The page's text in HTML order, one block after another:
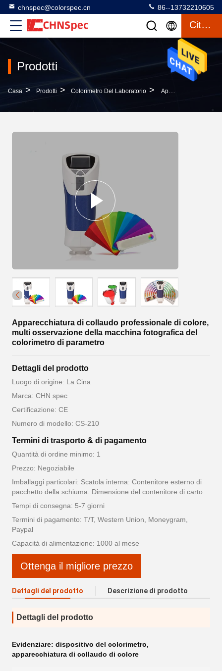
chnspec@colorspec.cn 86--13732210605
Citazione
Prodotti
Casa > Prodotti > Colorimetro Del Laboratorio > Apparecchiatura Di Collaudo Professionale Di Colore, Multi Osservazione Della Macchina Fotografica Del Colorimetro Di Parametro
Apparecchiatura di collaudo professionale di colore,
multi osservazione della macchina fotografica del
colorimetro di parametro
Dettagli del prodotto
Luogo di origine: La Cina
Marca: CHN spec
Certificazione: CE
Numero di modello: CS-210
Termini di trasporto & di pagamento
Quantità di ordine minimo: 1
Prezzo: Negoziabile
Imballaggi particolari: Scatola interna: Contenitore esterno di
pacchetto della schiuma: Dimensione del contenitore di carto
Tempi di consegna: 5-7 giorni
Termini di pagamento: T/T, Western Union, Moneygram,
Paypal
Capacità di alimentazione: 1000 al mese
Ottenga il migliore prezzo
Dettagli del prodotto Descrizione di prodotto
Dettagli del prodotto
Evidenziare: dispositivo del colorimetro,
apparecchiatura di collaudo di colore